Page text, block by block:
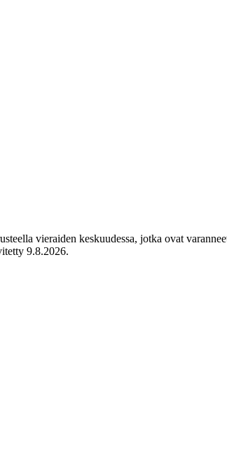
vieraiden keskuudessa, jotka ovat
9.8.2026.